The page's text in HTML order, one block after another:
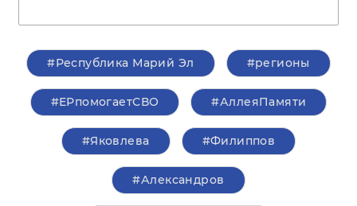
#Республика Марий Эл #регионы
#ЕРпомогаетСВО #АллеяПамяти
#Яковлева #Филиппов
#Александров